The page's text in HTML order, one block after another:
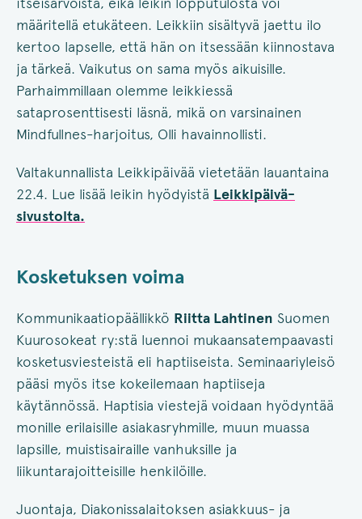
määritellä etukäteen. Leikkiin sisältyvä jaettu ilo
kertoo lapselle, että hän on itsessään kiinnostava
ja tärkeä. Vaikutus on sama myös aikuisille.
Parhaimmillaan olemme leikkiessä
sataprosenttisesti läsnä, mikä on varsinainen
Mindfullnes-harjoitus, Olli havainnollisti.
Valtakunnallista Leikkipäivää vietetään lauantaina
22.4. Lue lisää leikin hyödyistä Leikkipäivä-
sivustolta.
Kosketuksen voima
Kommunikaatiopäällikkö Riitta Lahtinen Suomen
Kuurosokeat ry:stä luennoi mukaansatempaavasti
kosketusviesteistä eli haptiiseista. Seminaariyleisö
pääsi myös itse kokeilemaan haptiiseja
käytännössä. Haptisia viestejä voidaan hyödyntää
monille erilaisille asiakasryhmille, muun muassa
lapsille, muistisairaille vanhuksille ja
liikuntarajoitteisille henkilöille.
Juontaja, Diakonissalaitoksen asiakkuus- ja